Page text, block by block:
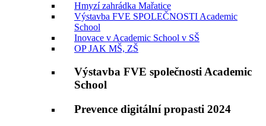
Hmyzí zahrádka Mařatice
Výstavba FVE SPOLEČNOSTI Academic
School
Inovace v Academic School v SŠ
OP JAK MŠ, ZŠ
Výstavba FVE společnosti Academic
School
Prevence digitální propasti 2024